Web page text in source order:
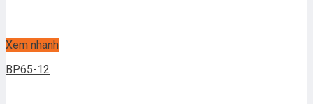
Xem nhanh
BP65-12